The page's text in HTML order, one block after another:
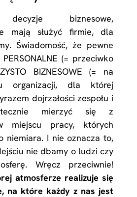
decyzje biznesowe,
mają służyć firmie, dla
Świadomość, że pewne
(= przeciwko
BIZNESOWE (= na
organizacji, dla której
dojrzałości zespołu i
mierzyć się z
miejscu pracy, których
niemiara. I nie oznacza to,
nie dbamy o ludzi czy
Wręcz przeciwnie!
atmosferze realizuje się
na które każdy z nas jest